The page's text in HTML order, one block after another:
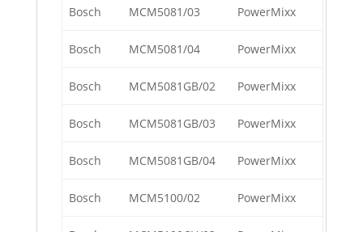
Bosch MCM5081/03 PowerMixx
Bosch MCM5081/04 PowerMixx
Bosch MCM5081GB/02 PowerMixx
Bosch MCM5081GB/03 PowerMixx
Bosch MCM5081GB/04 PowerMixx
Bosch MCM5100/02 PowerMixx